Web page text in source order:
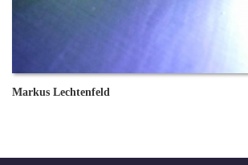
Markus Lechtenfeld